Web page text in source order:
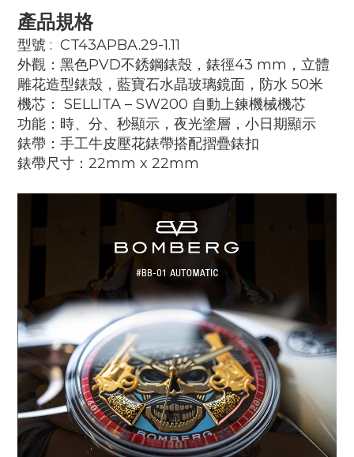
產品規格
型號 : CT43APBA.29-1.11
外觀：黑色PVD不銹鋼錶殼，錶徑43 mm，立體
雕花造型錶殼，藍寶石水晶玻璃鏡面，防水 50米
機芯： SELLITA – SW200 自動上鍊機械機芯
功能：時、分、秒顯示，夜光塗層，小日期顯示
錶帶：手工牛皮壓花錶帶搭配摺疊錶扣
錶帶尺寸：22mm x 22mm